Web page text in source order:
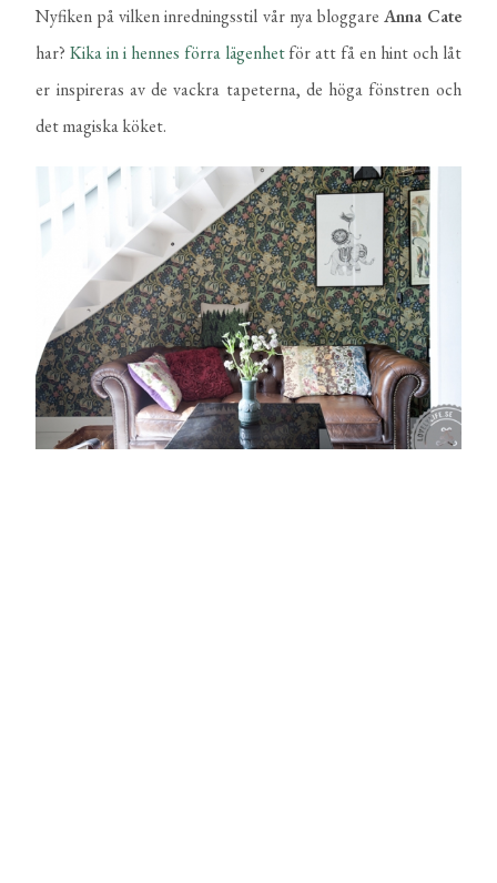
Nyfiken på vilken inredningsstil vår nya bloggare Anna Cate
har?Kika in i hennes förra lägenhetför att få en hint och låt
er inspireras av de vackra tapeterna, de höga fönstren och
det magiska köket.